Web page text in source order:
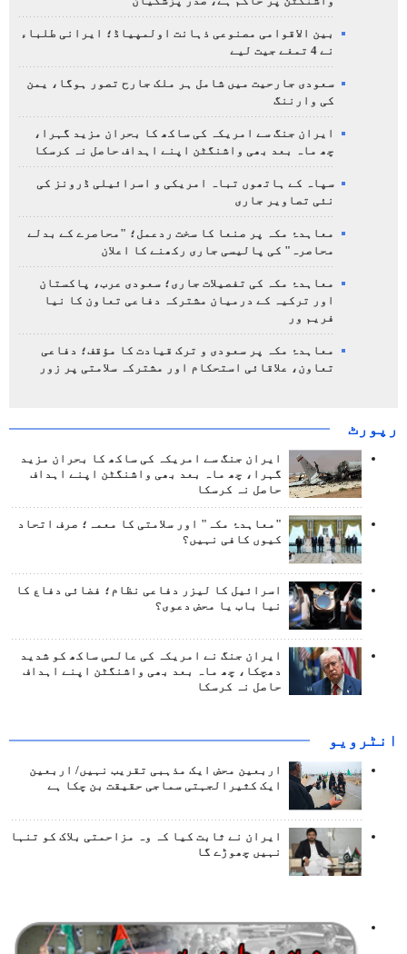
بین الاقوامی مصنوعی ذہانت اولمپیاڈ؛ ایرانی طلباء
نے 4 تمغے جیت لیے
سعودی جارحیت میں شامل ہر ملک جارح تصور ہوگا، یمن
کی وارننگ
ایران جنگ سے امریکہ کی ساکھ کا بحران مزید گہرا،
چھ ماہ بعد بھی واشنگٹن اپنے اہداف حاصل نہ کرسکا
سپاہ کے ہاتھوں تباہ امریکی و اسرائیلی ڈرونز کی
نئی تصاویر جاری
معاہدۂ مکہ پر صنعا کا سخت ردعمل؛ "محاصرے کے بدلے
محاصرہ" کی پالیسی جاری رکھنے کا اعلان
معاہدۂ مکہ کی تفصیلات جاری؛ سعودی عرب، پاکستان
اور ترکیہ کے درمیان مشترکہ دفاعی تعاون کا نیا
فریم ور
معاہدۂ مکہ پر سعودی و ترک قیادت کا مؤقف؛ دفاعی
تعاون، علاقائی استحکام اور مشترکہ سلامتی پر زور
رپورٹ
ایران جنگ سے امریکہ کی ساکھ کا بحران مزید
گہرا، چھ ماہ بعد بھی واشنگٹن اپنے اہداف
حاصل نہ کرسکا
"معاہدۂ مکہ" اور سلامتی کا معمہ؛ صرف اتحاد
کیوں کافی نہیں؟
اسرائیل کا لیزر دفاعی نظام؛ فضائی دفاع کا
نیا باب یا محض دعوی؟
ایران جنگ نے امریکہ کی عالمی ساکھ کو شدید
دھچکا، چھ ماہ بعد بھی واشنگٹن اپنے اہداف
حاصل نہ کرسکا
انٹرويو
اربعین محض ایک مذہبی تقریب نہیں/ اربعین
ایک کثیرالجہتی سماجی حقیقت بن چکا ہے
ایران نے ثابت کیا کہ وہ مزاحمتی بلاک کو تنہا
نہیں چھوڑے گا